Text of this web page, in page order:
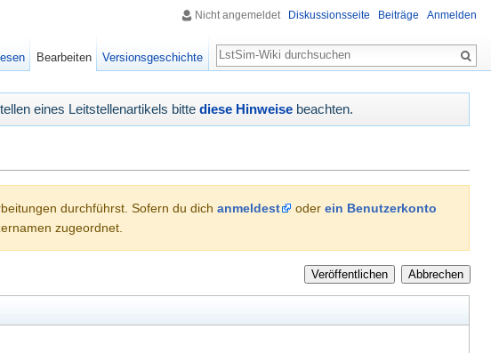
eines Leitstellenartikels bitte diese Hinweise beachten.
durchführst. Sofern du dich anmeldest oder ein Benutzerkonto
zugeordnet.
Veröffentlichen Abbrechen
Nicht angemeldet Diskussionsseite Beiträge Anmelden
Bearbeiten Versionsgeschichte
Suche